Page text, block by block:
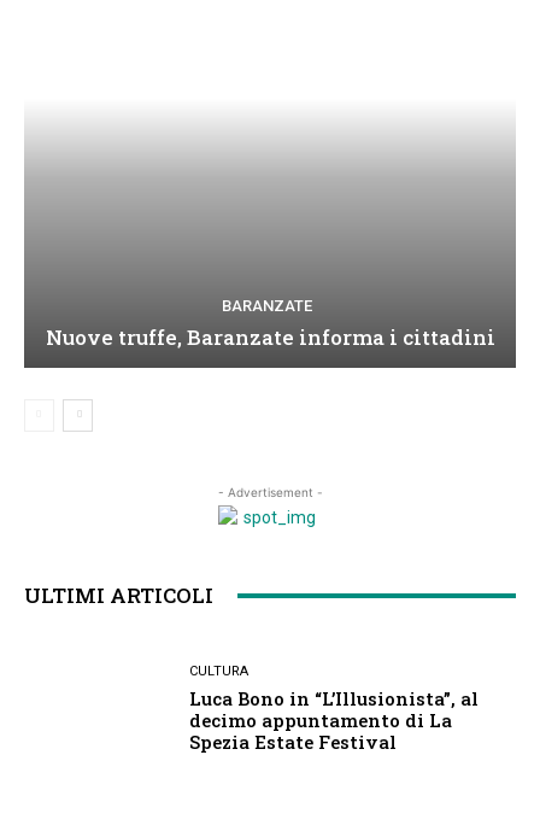
BARANZATE
Nuove truffe, Baranzate informa i cittadini
- Advertisement -
ULTIMI ARTICOLI
CULTURA
Luca Bono in “L’Illusionista”, al
decimo appuntamento di La
Spezia Estate Festival